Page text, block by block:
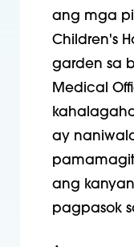
ang mga
Children's
garden sa
Medical
ay
ang
pagpasok